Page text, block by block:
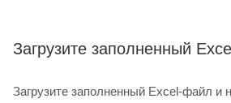
Загрузите заполненный
Загрузите заполненный Excel-файл и